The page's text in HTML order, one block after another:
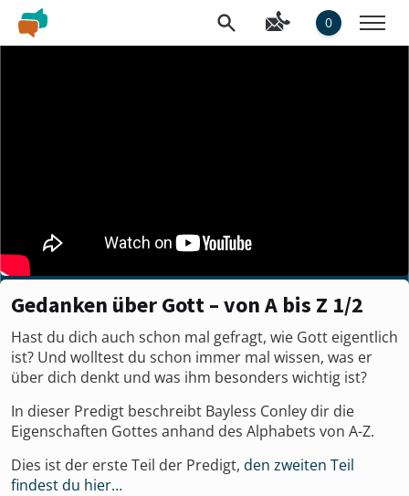
0
Gedanken über Gott – von A bis Z 1/2
Hast du dich auch schon mal gefragt, wie Gott eigentlich
ist? Und wolltest du schon immer mal wissen, was er
über dich denkt und was ihm besonders wichtig ist?
In dieser Predigt beschreibt Bayless Conley dir die
Eigenschaften Gottes anhand des Alphabets von A-Z.
Dies ist der erste Teil der Predigt, den zweiten Teil
findest du hier…